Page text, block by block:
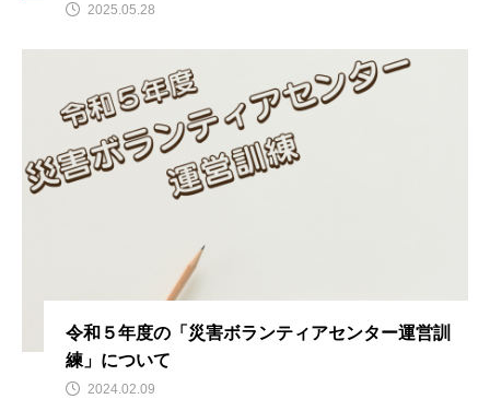
2025.05.28
令和５年度の「災害ボランティアセンター運営訓
練」について
2024.02.09